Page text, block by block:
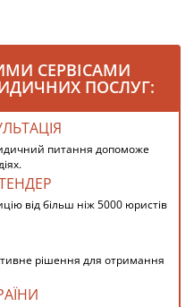
СЕРВІСАМИ
ПОСЛУГ:
питання допоможе
від більш ніж 5000 юристів
рішення для отримання